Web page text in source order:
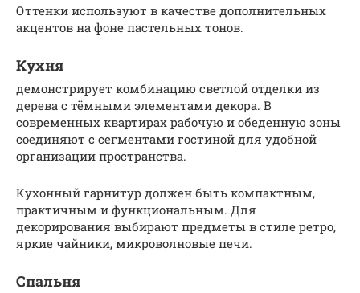
Оттенки используют в качестве дополнительных
акцентов на фоне пастельных тонов.
Кухня
демонстрирует комбинацию светлой отделки из
дерева с тёмными элементами декора. В
современных квартирах рабочую и обеденную зоны
соединяют с сегментами гостиной для удобной
организации пространства.
Кухонный гарнитур должен быть компактным,
практичным и функциональным. Для
декорирования выбирают предметы в стиле ретро,
яркие чайники, микроволновые печи.
Спальня